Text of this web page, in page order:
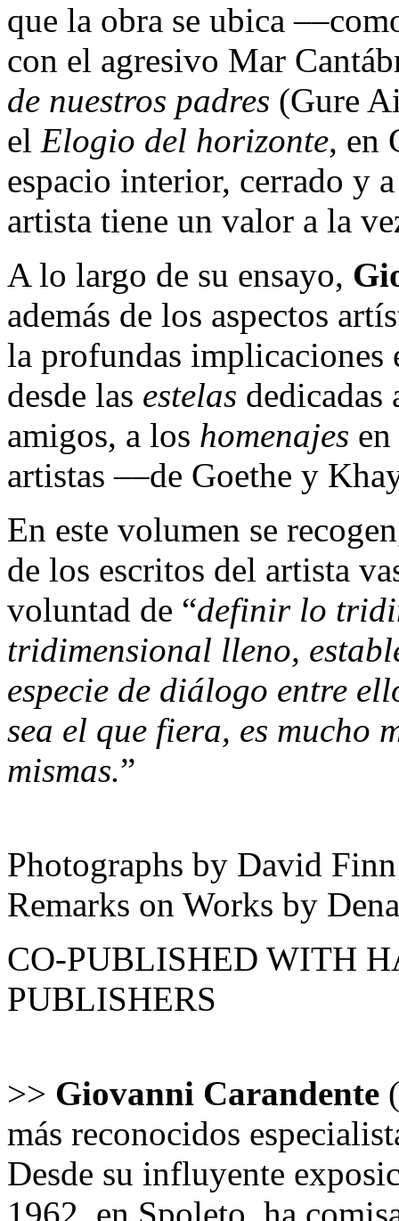
que la obra se ubica
con el agresivo Mar
de nuestros padres (Gure
el Elogio del horizonte, en
espacio interior, cerrado y
artista tiene un valor a la
A lo largo de su ensayo,
además de los aspectos
la profundas implicaciones
desde las estelas dedicadas
amigos, a los homenajes
artistas ––de Goethe y
En este volumen se
de los escritos del artista
voluntad de “definir lo
tridimensional lleno,
especie de diálogo entre
sea el que fiera, es mucho
mismas.”
Photographs by David Finn
Remarks on Works by
CO-PUBLISHED WITH
PUBLISHERS
>> Giovanni Carandente
más reconocidos
Desde su influyente